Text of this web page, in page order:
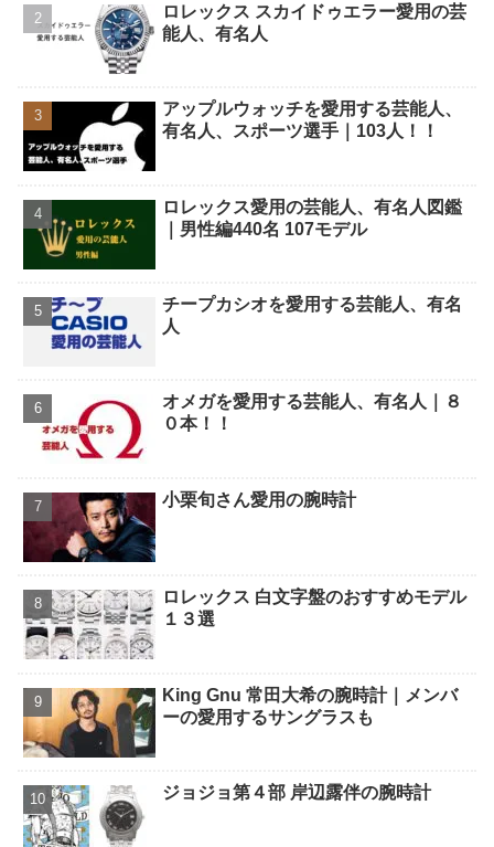
ロレックス スカイドゥエラー愛用の芸
能人、有名人
アップルウォッチを愛用する芸能人、
有名人、スポーツ選手｜103人！！
ロレックス愛用の芸能人、有名人図鑑
｜男性編440名 107モデル
チープカシオを愛用する芸能人、有名
人
オメガを愛用する芸能人、有名人｜８
０本！！
小栗旬さん愛用の腕時計
ロレックス 白文字盤のおすすめモデル
１３選
King Gnu 常田大希の腕時計｜メンバ
ーの愛用するサングラスも
ジョジョ第４部 岸辺露伴の腕時計